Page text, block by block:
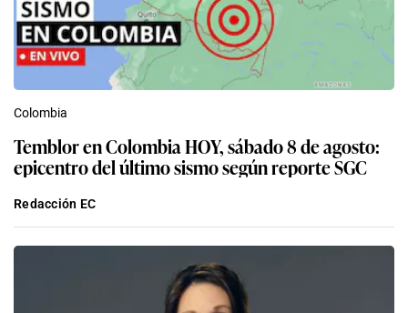
Colombia
Temblor en Colombia HOY, sábado 8 de agosto:
epicentro del último sismo según reporte SGC
Redacción EC